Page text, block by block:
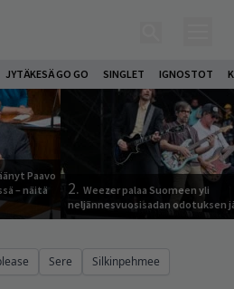
JYTÄKESÄ GO GO SINGLET IGNOSTOT
Paavo
– näitä
2. Weezer palaa Suomeen yli
neljännesvuosisadan odotuksen
Sere Silkinpehmee